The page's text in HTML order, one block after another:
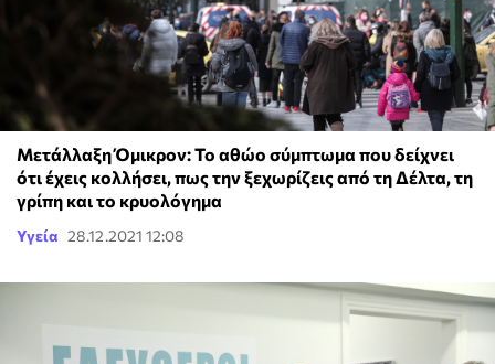
Μετάλλαξη Όμικρον: Το αθώο σύμπτωμα που δείχνει
ότι έχεις κολλήσει, πως την ξεχωρίζεις από τη Δέλτα, τη
γρίπη και το κρυολόγημα
Υγεία 28.12.2021 12:08